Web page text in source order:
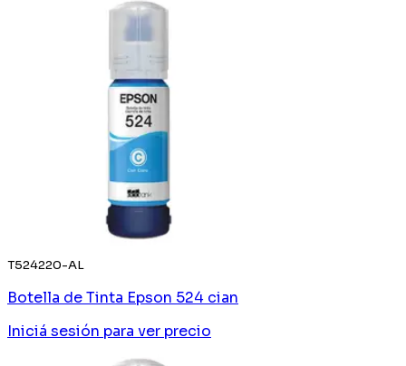
T524220-AL
Botella de Tinta Epson 524 cian
Iniciá sesión para ver precio